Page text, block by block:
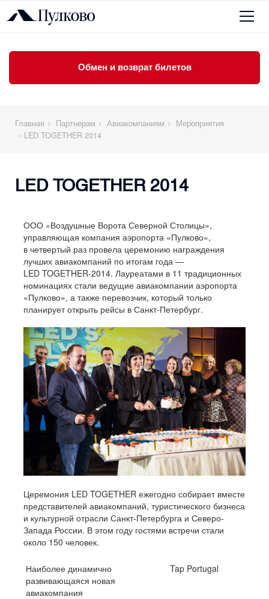
Обмен и возврат билетов
Главная Партнерам Авиакомпаниям
Мероприятия
LED TOGETHER 2014
LED TOGETHER 2014
ООО «Воздушные Ворота Северной Столицы»,
управляющая компания аэропорта «Пулково»,
в четвертый раз провела церемонию награждения
лучших авиакомпаний по итогам года —
LED TOGETHER-2014. Лауреатами в 11 традиционных
номинациях стали ведущие авиакомпании аэропорта
«Пулково», а также перевозчик, который только
планирует открыть рейсы в Санкт-Петербург.
Церемония LED TOGETHER ежегодно собирает вместе
представителей авиакомпаний, туристического бизнеса
и культурной отрасли Санкт-Петербурга и Северо-
Запада России. В этом году гостями встречи стали
около 150 человек.
Наиболее динамично
развивающаяся новая
авиакомпания
Tap Portugal